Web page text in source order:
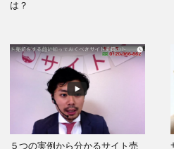
は？
５つの実例から分かるサイト売